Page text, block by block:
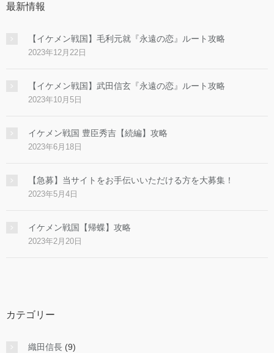
最新情報
【イケメン戦国】毛利元就『永遠の恋』ルート攻略
2023年12月22日
【イケメン戦国】武田信玄『永遠の恋』ルート攻略
2023年10月5日
イケメン戦国 豊臣秀吉【続編】攻略
2023年6月18日
【急募】当サイトをお手伝いいただける方を大募集！
2023年5月4日
イケメン戦国【帰蝶】攻略
2023年2月20日
カテゴリー
織田信長 (9)